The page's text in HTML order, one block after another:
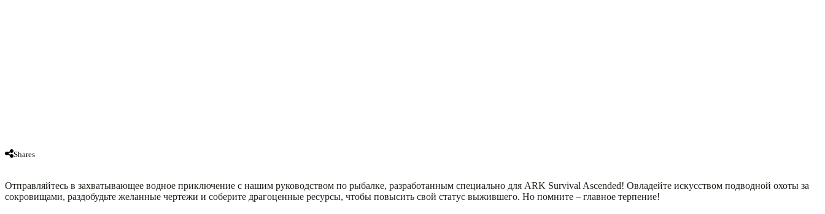
Shares
Отправляйтесь в захватывающее водное приключение с нашим руководством по рыбалке, разработанным специально для ARK Survival Ascended! Овладейте искусством подводной охоты за
сокровищами, раздобудьте желанные чертежи и соберите драгоценные ресурсы, чтобы повысить свой статус выжившего. Но помните – главное терпение!